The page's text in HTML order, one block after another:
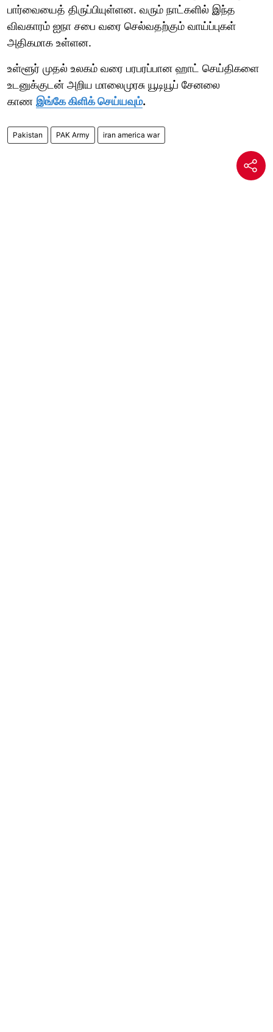
பார்வையைத் திருப்பியுள்ளன. வரும் நாட்களில் இந்த
விவகாரம் ஐநா சபை வரை செல்வதற்கும் வாய்ப்புகள்
அதிகமாக உள்ளன.
உள்ளூர் முதல் உலகம் வரை பரபரப்பான ஹாட் செய்திகளை
உடனுக்குடன் அறிய மாலைமுரசு யூடியூப் சேனலை
காண இங்கே கிளிக் செய்யவும்.
Pakistan PAK Army iran america war